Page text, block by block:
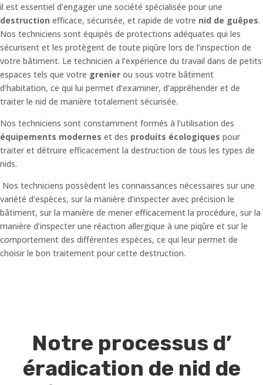
il est essentiel d’engager une société spécialisée pour une
destruction efficace, sécurisée, et rapide de votre nid de guêpes.
Nos techniciens sont équipés de protections adéquates qui les
sécurisent et les protègent de toute piqûre lors de l’inspection de
votre bâtiment. Le technicien a l’expérience du travail dans de petits
espaces tels que votre grenier ou sous votre bâtiment
d’habitation, ce qui lui permet d’examiner, d’appréhender et de
traiter le nid de manière totalement sécurisée.
Nos techniciens sont constamment formés à l’utilisation des
équipements modernes et des produits écologiques pour
traiter et détruire efficacement la destruction de tous les types de
nids.
Nos techniciens possèdent les connaissances nécessaires sur une
variété d’espèces, sur la manière d’inspecter avec précision le
bâtiment, sur la manière de mener efficacement la procédure, sur la
manière d’inspecter une réaction allergique à une piqûre et sur le
comportement des différentes espèces, ce qui leur permet de
choisir le bon traitement pour cette destruction.
Notre processus d’
éradication de nid de